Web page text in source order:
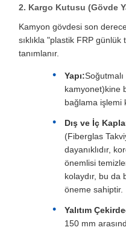
2. Kargo Kutusu (Gövde
Kamyon gövdesi son
sıklıkla "plastik FRP
tanımlanır.
Yapı:
kamyonet)kine
bağlama işlemi
Dış ve İç
(Fiberglas
dayanıklıdır,
önemlisi
kolaydır, bu da
öneme sahiptir.
Yalıtım
150 mm